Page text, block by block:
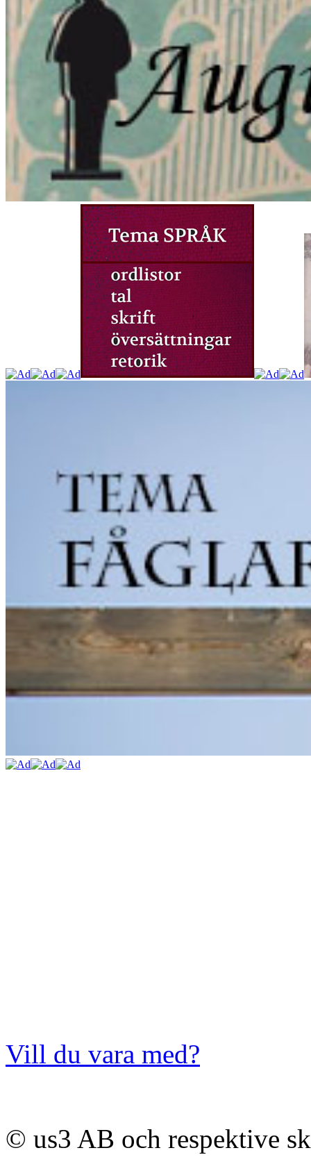
Vill du vara med?
© us3 AB och respektive